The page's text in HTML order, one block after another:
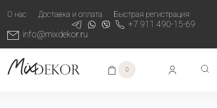
О нас Доставка и оплата Быстрая регистрация
+7 911 490-15-69
info@mixdekor.ru
0